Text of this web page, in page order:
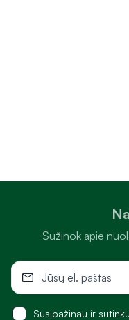
Sužinok apie
Susipažinau ir